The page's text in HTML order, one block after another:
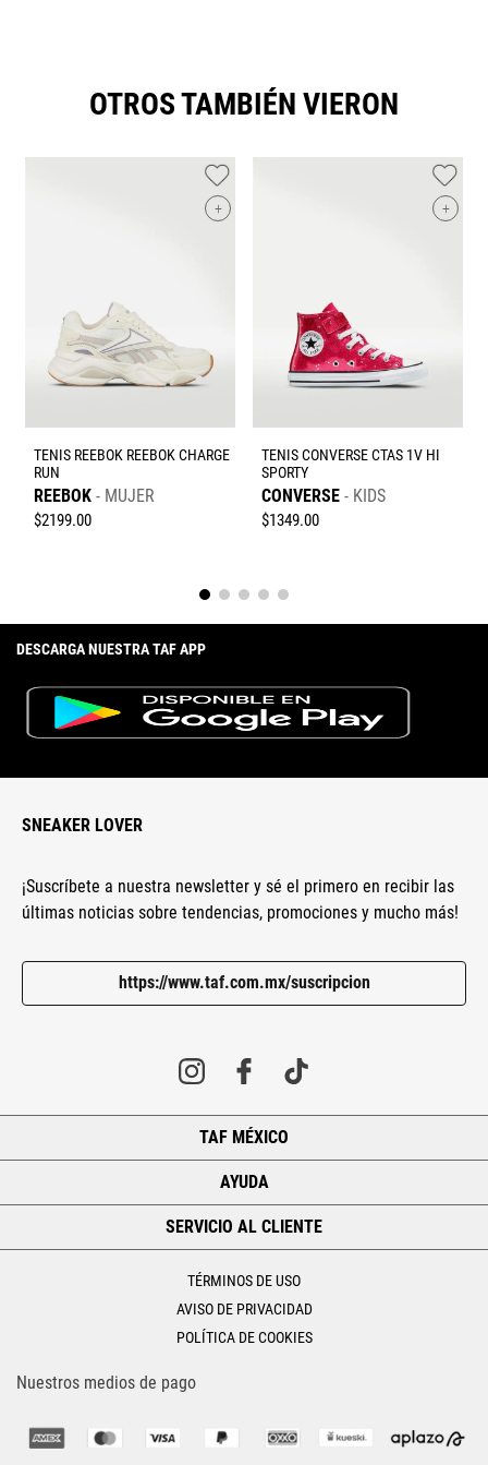
OTROS TAMBIÉN VIERON
+
TENIS REEBOK REEBOK CHARGE
RUN
REEBOK MUJER
$2199.00
+
TENIS CONVERSE CTAS 1V HI
SPORTY
CONVERSE KIDS
$1349.00
DESCARGA NUESTRA TAF APP
SNEAKER LOVER
¡Suscríbete a nuestra newsletter y sé el primero en recibir las
últimas noticias sobre tendencias, promociones y mucho más!
https://www.taf.com.mx/suscripcion
TAF MÉXICO
AYUDA
SERVICIO AL CLIENTE
TÉRMINOS DE USO
AVISO DE PRIVACIDAD
POLÍTICA DE COOKIES
Nuestros medios de pago